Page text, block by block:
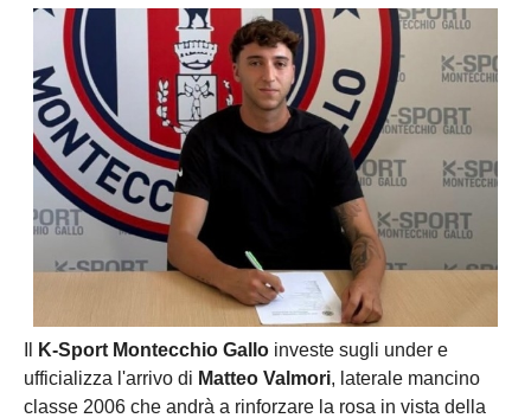
K-Sport Montecchio Gallo investe sugli under e
ufficializza l'arrivo di Matteo Valmori, laterale mancino
classe 2006 che andrà a rinforzare la rosa in vista della